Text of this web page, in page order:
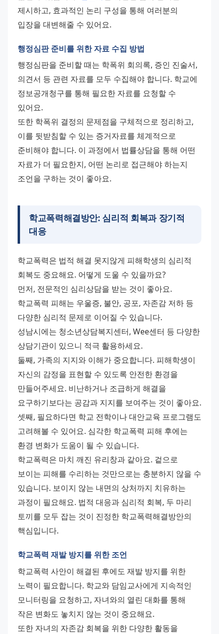
제시하고, 효과적인 논리 구성을 통해 여러분의
입장을 대변해줄 수 있어요.
행정심판 준비를 위한 자료 수집 방법
행정심판을 준비할 때는 학폭위 회의록, 증인 진술서,
의견서 등 관련 자료를 모두 수집해야 합니다. 학교에
정보공개청구를 통해 필요한 자료를 요청할 수
있어요.
또한 학폭위 결정의 문제점을 구체적으로 정리하고,
이를 뒷받침할 수 있는 증거자료를 체계적으로
준비해야 합니다. 이 과정에서 법률상담을 통해 어떤
자료가 더 필요한지, 어떤 논리로 접근해야 하는지
조언을 구하는 것이 좋아요.
학교폭력해결방안: 심리적 회복과 장기적
대응
학교폭력은 법적 해결 못지않게 피해학생의 심리적
회복도 중요해요. 어떻게 도울 수 있을까요?
먼저, 전문적인 심리상담을 받는 것이 좋아요.
학교폭력 피해는 우울증, 불안, 공포, 자존감 저하 등
다양한 심리적 문제로 이어질 수 있습니다.
성남시에는 청소년상담복지센터, Wee센터 등 다양한
상담기관이 있으니 적극 활용하세요.
둘째, 가족의 지지와 이해가 중요합니다. 피해학생이
자신의 감정을 표현할 수 있도록 안전한 환경을
만들어주세요. 비난하거나 조급하게 해결을
셋째, 필요하다면 학교 전학이나 대안교육 프로그램도
고려해볼 수 있어요. 심각한 학교폭력 피해 후에는
환경 변화가 도움이 될 수 있습니다.
학교폭력은 마치 깨진 유리창과 같아요. 겉으로
보이는 피해를 수리하는 것만으로는 충분하지 않을 수
있습니다. 보이지 않는 내면의 상처까지 치유하는
과정이 필요해요. 법적 대응과 심리적 회복, 두 마리
토끼를 모두 잡는 것이 진정한 학교폭력해결방안의
핵심입니다.
학교폭력 재발 방지를 위한 조언
학교폭력 사안이 해결된 후에도 재발 방지를 위한
노력이 필요합니다. 학교와 담임교사에게 지속적인
모니터링을 요청하고, 자녀와의 열린 대화를 통해
작은 변화도 놓치지 않는 것이 중요해요.
또한 자녀의 자존감 회복을 위한 다양한 활동을